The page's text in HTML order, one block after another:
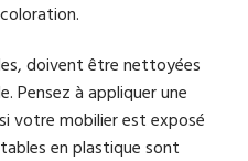
doivent être nettoyées
Pensez à appliquer une
votre mobilier est exposé
en plastique sont